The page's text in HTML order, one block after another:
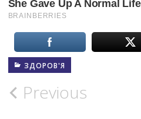
ЗДОРОВ'Я
Post
Previous